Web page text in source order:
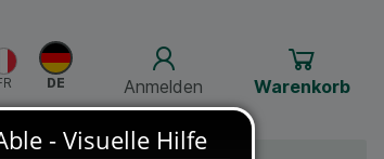
Anmelden Warenkorb